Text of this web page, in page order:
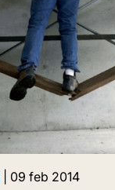
09 feb 2014